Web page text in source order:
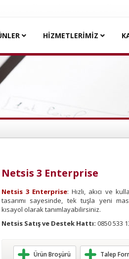
HİZMETLERİMİZ
Netsis 3 Enterprise
Netsis 3 Enterprise: Hızlı, akıcı ve
tasarımı sayesinde, tek tuşla yeni
kısayol olarak tanımlayabilirsiniz.
Netsis Satış ve Destek Hattı: 0850 533
Ürün Broşürü Talep